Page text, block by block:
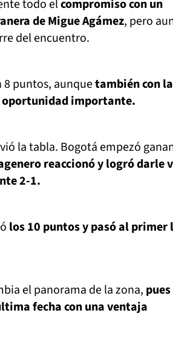
todo elcompromiso con un
de Migue Agámez, pero
del encuentro.
puntos, aunquetambién con la
oportunidad importante.
la tabla. Bogotá empezó
reaccionó y logró darle
2-1.
los 10 puntos y pasó al primer
el panorama de la zona, pues
fecha con una ventaja